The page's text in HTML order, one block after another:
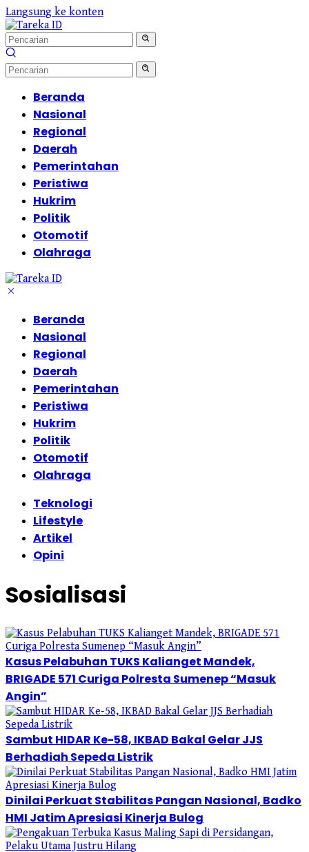
Langsung ke konten
Beranda
Nasional
Regional
Daerah
Pemerintahan
Peristiwa
Hukrim
Politik
Otomotif
Olahraga
Beranda
Nasional
Regional
Daerah
Pemerintahan
Peristiwa
Hukrim
Politik
Otomotif
Olahraga
Teknologi
Lifestyle
Artikel
Opini
Sosialisasi
Kasus Pelabuhan TUKS Kalianget Mandek,
BRIGADE 571 Curiga Polresta Sumenep “Masuk
Angin”
Sambut HIDAR Ke-58, IKBAD Bakal Gelar JJS
Berhadiah Sepeda Listrik
Dinilai Perkuat Stabilitas Pangan Nasional, Badko
HMI Jatim Apresiasi Kinerja Bulog